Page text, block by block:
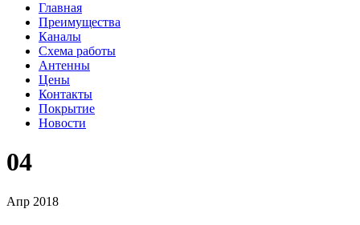
Главная
Преимущества
Каналы
Схема работы
Антенны
Цены
Контакты
Покрытие
Новости
04
Апр 2018